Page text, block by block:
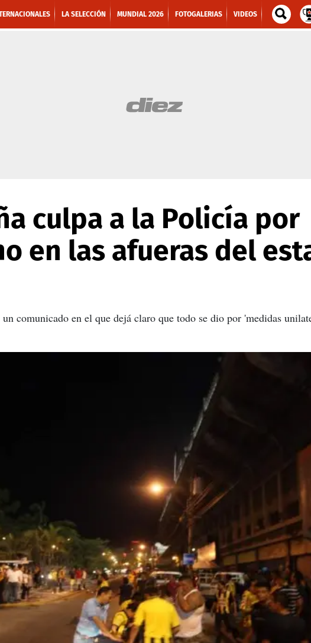
LA SELECCIÓN MUNDIAL 2026 FOTOGALERIAS VIDEOS
culpa a la Policía por
en las afueras del
comunicado en el que dejá claro que todo se dio por 'medidas